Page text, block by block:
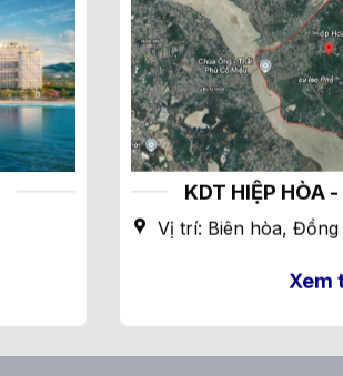
KDT HIỆP HÒA
Vị trí: Biên hòa, Đồng
Xem